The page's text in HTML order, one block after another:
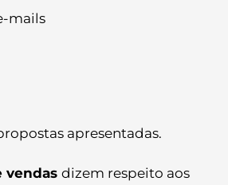
mails
apresentadas.
vendas dizem respeito aos